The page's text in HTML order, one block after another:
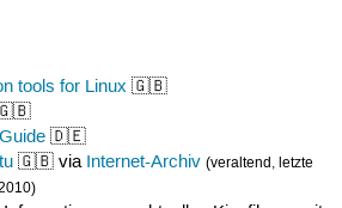
tools for Linux 🇬🇧
🇩🇪
🇬🇧 via Internet-Archiv (veraltend, letzte